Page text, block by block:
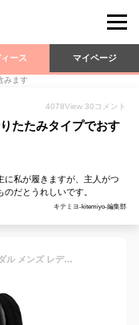
ース マイページ
みます
4078View 30 コメント
たたみタイプでおす
に私が履きますが、主人がつ
だとうれしいです。
キテミヨ-kitemiyo-編集部
YAKIDA 携帯スリッパ 折りたたみ サンダル メンズ レディース 紳士用 ビジネス用 パンプス 旅行用スリッパ 授業参観 入園式 卒園式 幼稚園 お受験 入学式 卒業式 室内履き オフィス 飛行機 ルームシューズ 収納ポーチ付き(L（約30CM）, 01-Black)